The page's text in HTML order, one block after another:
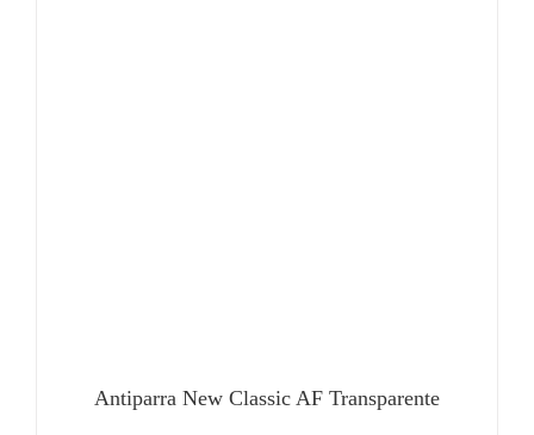
Antiparra New Classic AF Transparente